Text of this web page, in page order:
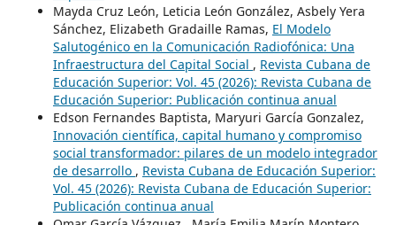
Mayda Cruz León, Leticia León González, Asbely Yera
Sánchez, Elizabeth Gradaille Ramas, El Modelo
Salutogénico en la Comunicación Radiofónica: Una
Infraestructura del Capital Social , Revista Cubana de
Educación Superior: Vol. 45 (2026): Revista Cubana de
Educación Superior: Publicación continua anual
Edson Fernandes Baptista, Maryuri García Gonzalez,
Innovación científica, capital humano y compromiso
social transformador: pilares de un modelo integrador
de desarrollo , Revista Cubana de Educación Superior:
Vol. 45 (2026): Revista Cubana de Educación Superior:
Publicación continua anual